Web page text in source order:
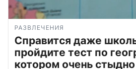
РАЗВЛЕЧЕНИЯ
Справится даже
пройдите тест по
котором очень